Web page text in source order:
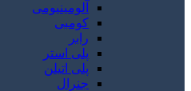
آلومینیومی
کومبی
رابر
پلی استر
پلی اتیلن
جنرال